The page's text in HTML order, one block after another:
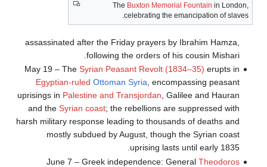
The Buxton Memorial Fountain in London,
celebrating the emancipation of slaves.
assassinated after the Friday prayers by Ibrahim Hamza,
following the orders of his cousin Mishari.
May 19 – The Syrian Peasant Revolt (1834–35) erupts in
Egyptian-ruled Ottoman Syria, encompassing peasant
uprisings in Palestine and Transjordan, Galilee and Hauran
and the Syrian coast; the rebellions are suppressed with
harsh military response leading to thousands of deaths and
mostly subdued by August, though the Syrian coast
uprising lasts until early 1835.
June 7 – Greek independence: General Theodoros